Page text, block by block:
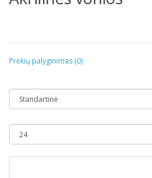
Prekių palyginimas (0)